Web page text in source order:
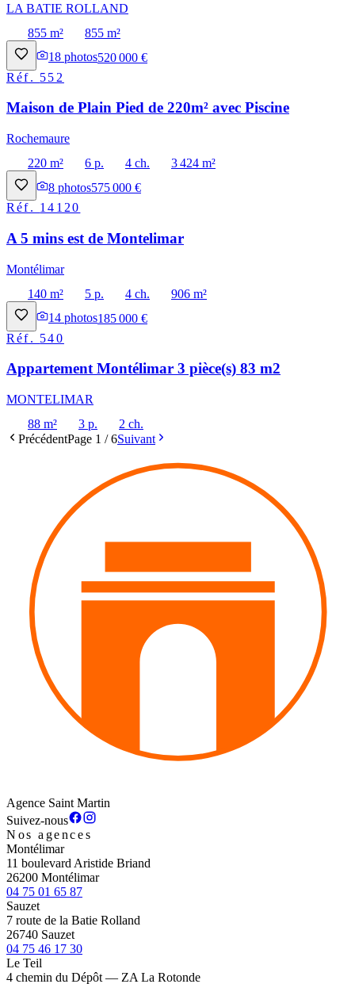
LA BATIE ROLLAND
855 m²
855 m²
18 photos520 000 €
Réf. 552
Maison de Plain Pied de 220m² avec Piscine
Rochemaure
220 m²
6 p. 4 ch.
3 424 m²
8 photos575 000 €
Réf. 14120
A 5 mins est de Montelimar
Montélimar
140 m²
5 p. 4 ch.
906 m²
14 photos185 000 €
Réf. 540
Appartement Montélimar 3 pièce(s) 83 m2
MONTELIMAR
88 m²
3 p.
2 ch.
PrécédentPage 1 /6Suivant
Agence Saint Martin
Suivez-nous
Nos agences
Montélimar
11 boulevard Aristide Briand
26200 Montélimar
04 75 01 65 87
Sauzet
7 route de la Batie Rolland
26740 Sauzet
04 75 46 17 30
Le Teil
4 chemin du Dépôt — ZA La Rotonde